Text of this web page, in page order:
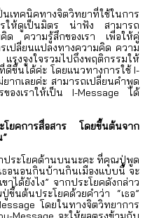
นเทคนิคทางจิตวิทยาที่ใช้ในการ
รให้ดูเป็นมิตร น่าฟัง สามารถ
ด ความรู้สึกของเรา เพื่อให้คู่
เปลี่ยนแปลงทางความคิด ความ
งจูงใจรวมไปถึงพฤติกรรมให้
ดีขึ้นได้ค่ะ โดยแนวทางการใช้ I-
ากเลยค่ะ สามารถเปลี่ยนคำพูด
ของเราให้เป็น I-Message ได้
โยคการสื่อสาร โดยขึ้นต้นจาก
ประโยคด้านบนนะคะ ที่คุณปู่พูด
ธอนอนกินบ้านกินเมืองแบบนี้ จะ
าได้ยังไง” จากประโยคดังกล่าว
ขึ้นต้นประโยคด้วยคำว่า “เธอ”
โดยในทางจิตวิทยาการ